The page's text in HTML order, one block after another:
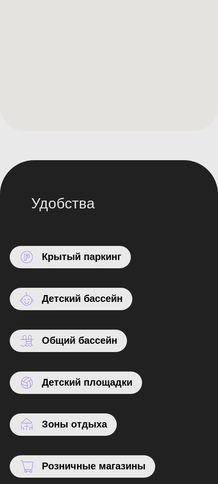
Удобства
Крытый паркинг
Детский бассейн
Общий бассейн
Детский площадки
Зоны отдыха
Розничные магазины